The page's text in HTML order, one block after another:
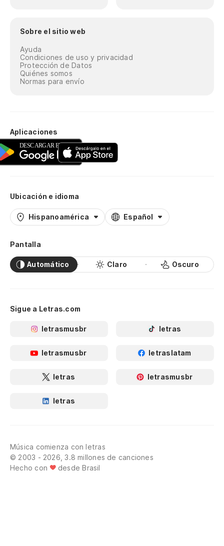
Sobre el sitio web
Ayuda
Condiciones de uso y privacidad
Protección de Datos
Quiénes somos
Normas para envío
Aplicaciones
Ubicación e idioma
Hispanoamérica Español
Pantalla
Automático Claro Oscuro
Sigue a Letras.com
letrasmusbr letras
letrasmusbr letraslatam
letras letrasmusbr
letras
Música comienza con letras
© 2003 - 2026, 3.8 millones de canciones
Hecho con
desde Brasil